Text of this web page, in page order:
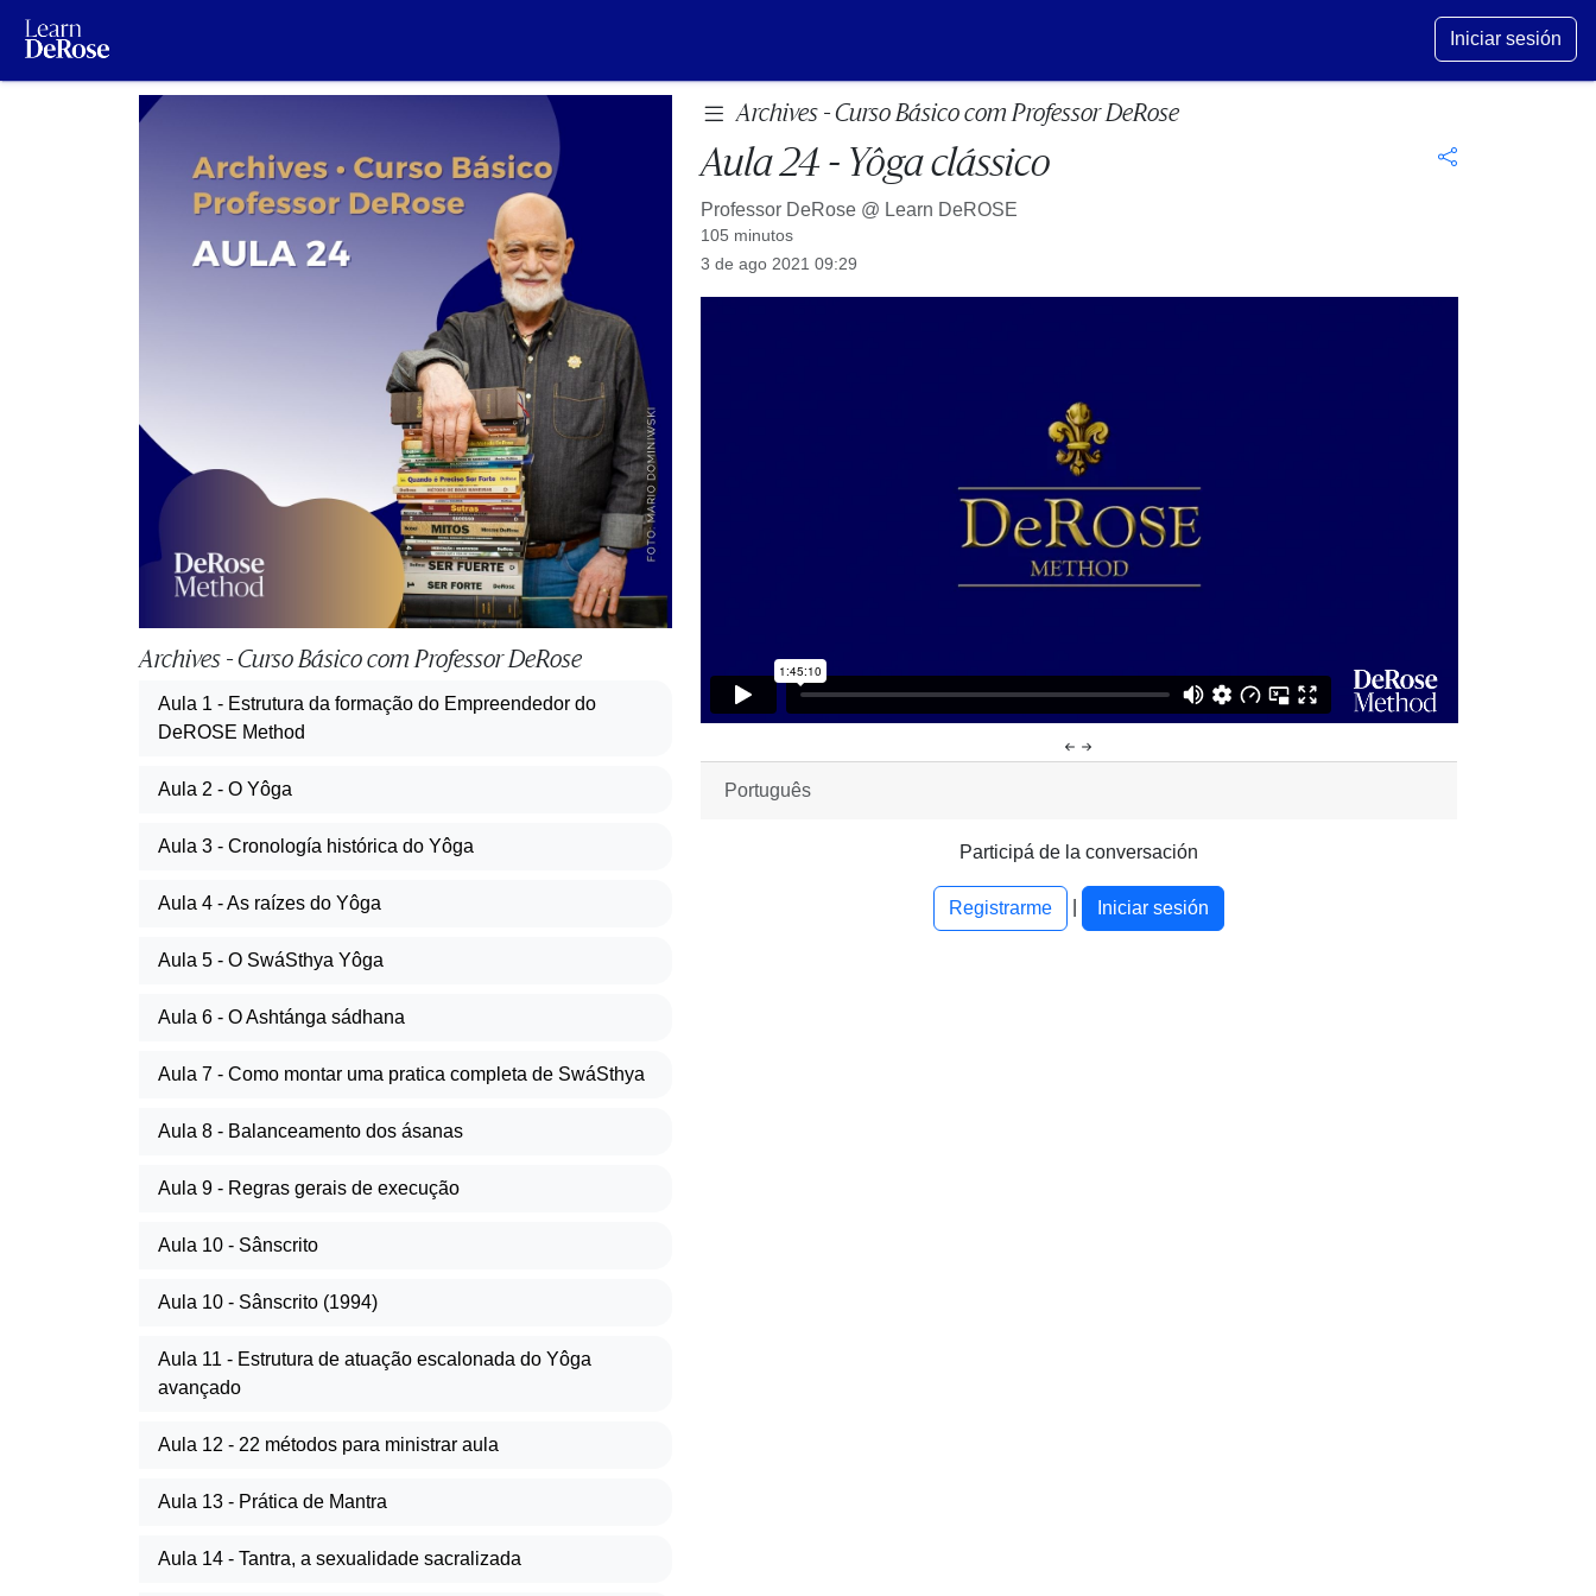
Iniciar sesión
Archives - Curso Básico com Professor DeRose
Aula 1 - Estrutura da formação do Empreendedor do
DeROSE Method
Aula 2 - O Yôga
Aula 3 - Cronología histórica do Yôga
Aula 4 - As raízes do Yôga
Aula 5 - O SwáSthya Yôga
Aula 6 - O Ashtánga sádhana
Aula 7 - Como montar uma pratica completa de SwáSthya
Aula 8 - Balanceamento dos ásanas
Aula 9 - Regras gerais de execução
Aula 10 - Sânscrito
Aula 10 - Sânscrito (1994)
Aula 11 - Estrutura de atuação escalonada do Yôga
avançado
Aula 12 - 22 métodos para ministrar aula
Aula 13 - Prática de Mantra
Aula 14 - Tantra, a sexualidade sacralizada
Archives - Curso Básico com Professor DeRose
Aula 24 - Yôga clássico
Professor DeRose @ Learn DeROSE
105 minutos
3 de ago 2021 09:29
Português
Participá de la conversación
Registrarme Iniciar sesión